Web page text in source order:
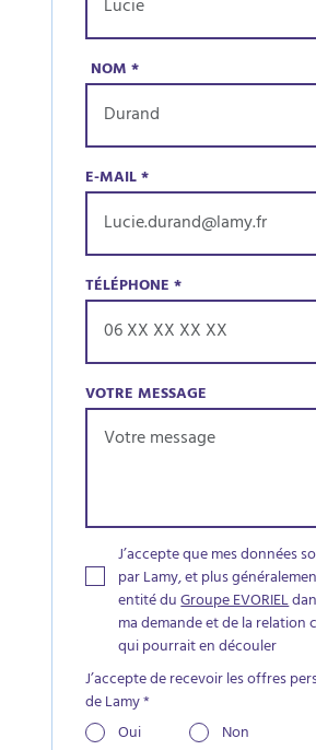
NOM*
E-MAIL*
TÉLÉPHONE*
VOTRE MESSAGE
J’accepte que mes données
par Lamy, et plus
entité duGroupe EVORIEL
ma demande et de la relation
qui pourrait en découler
J’accepte de recevoir les offres
de Lamy*
Oui
Non